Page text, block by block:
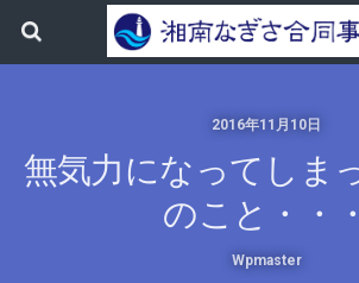
2016年11月10日
無気力になってしま
のこと・・・
Wpmaster